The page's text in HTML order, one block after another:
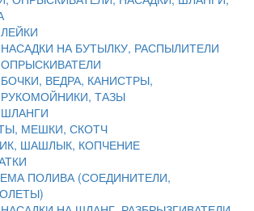
ЛЕЙКИ
НАСАДКИ НА БУТЫЛКУ, РАСПЫЛИТЕЛИ
ОПРЫСКИВАТЕЛИ
БОЧКИ, ВЕДРА, КАНИСТРЫ,
РУКОМОЙНИКИ, ТАЗЫ
ШЛАНГИ
МЕШКИ, СКОТЧ
ШАШЛЫК, КОПЧЕНИЕ
ПОЛИВА (СОЕДИНИТЕЛИ,